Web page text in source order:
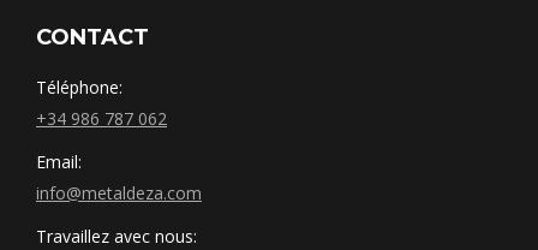
CONTACT
Téléphone:
+34 986 787 062
Email:
info@metaldeza.com
Travaillez avec nous: